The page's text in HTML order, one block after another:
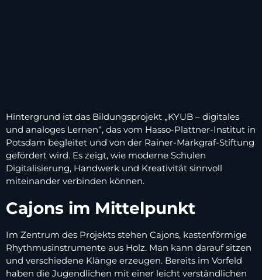
Hintergrund ist das Bildungsprojekt „KYUB – digitales
und analoges Lernen“, das vom Hasso-Plattner-Institut in
Potsdam begleitet und von der Rainer-Markgraf-Stiftung
gefördert wird. Es zeigt, wie moderne Schulen
Digitalisierung, Handwerk und Kreativität sinnvoll
miteinander verbinden können.
Cajons im Mittelpunkt
Im Zentrum des Projekts stehen Cajons, kastenförmige
Rhythmusinstrumente aus Holz. Man kann darauf sitzen
und verschiedene Klänge erzeugen. Bereits im Vorfeld
haben die Jugendlichen mit einer leicht verständlichen